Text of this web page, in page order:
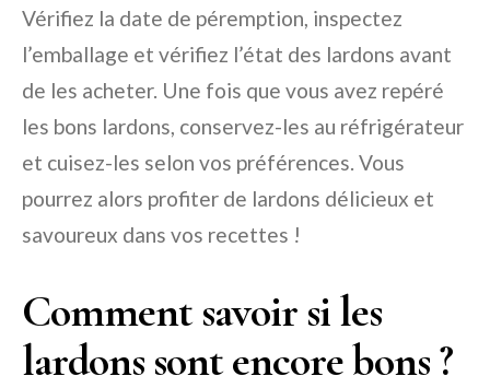
Vérifiez la date de péremption, inspectez
l’emballage et vérifiez l’état des lardons avant
de les acheter. Une fois que vous avez repéré
les bons lardons, conservez-les au réfrigérateur
et cuisez-les selon vos préférences. Vous
pourrez alors profiter de lardons délicieux et
savoureux dans vos recettes !
Comment savoir si les
lardons sont encore bons ?